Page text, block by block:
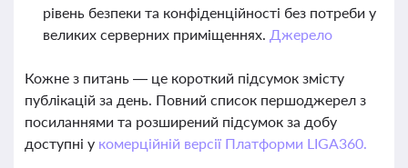
рівень безпеки та конфіденційності без потреби у
великих серверних приміщеннях. Джерело
Кожне з питань — це короткий підсумок змісту
публікацій за день. Повний список першоджерел з
посиланнями та розширений підсумок за добу
доступні у комерційній версії Платформи LIGA360.